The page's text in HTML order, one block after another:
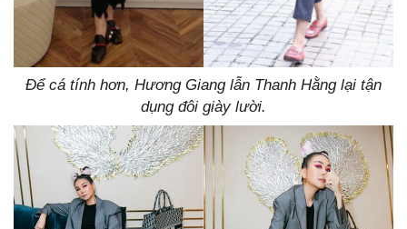
Để cá tính hơn, Hương Giang lẫn Thanh Hằng lại tận
dụng đôi giày lười.